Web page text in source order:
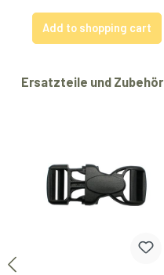
Add to shopping cart
Skip product gallery
Ersatzteile und Zubehör